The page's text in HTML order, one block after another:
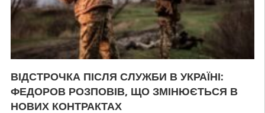
ВІДСТРОЧКА ПІСЛЯ СЛУЖБИ В УКРАЇНІ:
ФЕДОРОВ РОЗПОВІВ, ЩО ЗМІНЮЄТЬСЯ В
НОВИХ КОНТРАКТАХ